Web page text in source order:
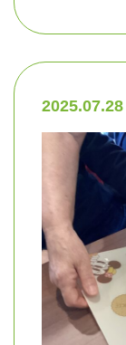
2025.07.28